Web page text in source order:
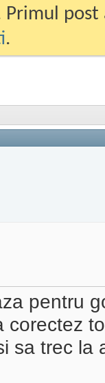
Primul
.
pentru
corectez
sa trec la